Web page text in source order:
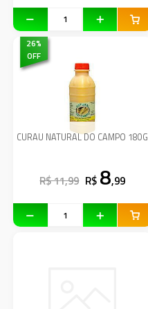
26%
OFF
CURAU NATURAL DO CAMPO 180G
R$ 11,99 R$ 8,99